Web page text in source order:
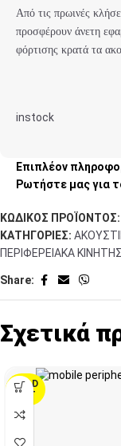
Από τις πρωινές
προσφέρουν άνετη
φόρτισης κρατά τα
instock
Επιπλέον
Ρωτήστε μας για
ΚΩΔΙΚΌΣ ΠΡΟΪΌΝΤΟΣ:
ΚΑΤΗΓΟΡΊΕΣ:
ΠΕΡΙΦΕΡΕΙΑΚΑ ΚΙΝΗΤΗΣ
Share:
Σχετικά
SOLD
OUT